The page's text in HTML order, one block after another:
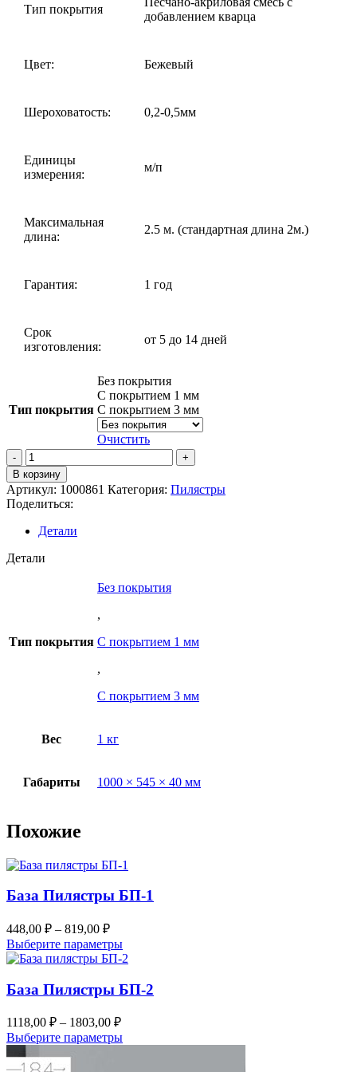
Тип покрытия
добавлением кварца
Цвет: Бежевый
Шероховатость: 0,2-0,5мм
Единицы
измерения:
м/п
Максимальная
длина:
2.5 м. (стандартная длина 2м.)
Гарантия: 1 год
Срок
изготовления:
от 5 до 14 дней
Тип покрытия
Без покрытия
С покрытием 1 мм
С покрытием 3 мм
Очистить
Количество
товара
Тело
Пилястры
ТП-2
В корзину
Артикул: 1000861 Категория: Пилястры
Поделиться:
Детали
Детали
Тип покрытия
Без покрытия
,
С покрытием 1 мм
,
С покрытием 3 мм
Вес 1 кг
Габариты 1000 × 545 × 40 мм
Похожие
База Пилястры БП-1
448,00 ₽ – 819,00 ₽Диапазон
цен:
448,00 ₽
819,00 ₽
Выберите параметрыЭтот
товар
несколько
вариаций.
выбрать
База Пилястры БП-2
1118,00 ₽ – 1803,00 ₽Диапазон
цен:
Выберите параметрыЭтот